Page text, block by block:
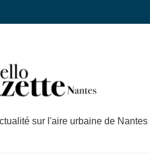
sur l'aire urbaine de Nantes